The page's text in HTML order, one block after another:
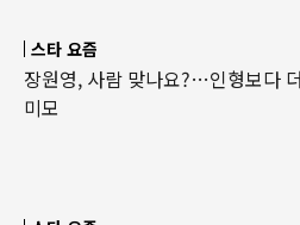
스타 요즘
장원영, 사람 맞나요?…인형보다
미모